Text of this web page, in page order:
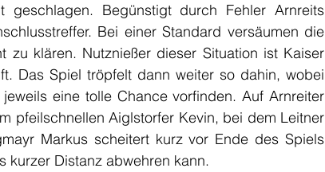
Begünstigt durch Fehler Arnreits
Bei einer Standard versäumen die
zu klären. Nutznießer dieser Situation ist Kaiser
Das Spiel tröpfelt dann weiter so dahin, wobei
eine tolle Chance vorfinden. Auf Arnreiter
pfeilschnellen Aiglstorfer Kevin, bei dem Leitner
Markus scheitert kurz vor Ende des Spiels
kurzer Distanz abwehren kann.